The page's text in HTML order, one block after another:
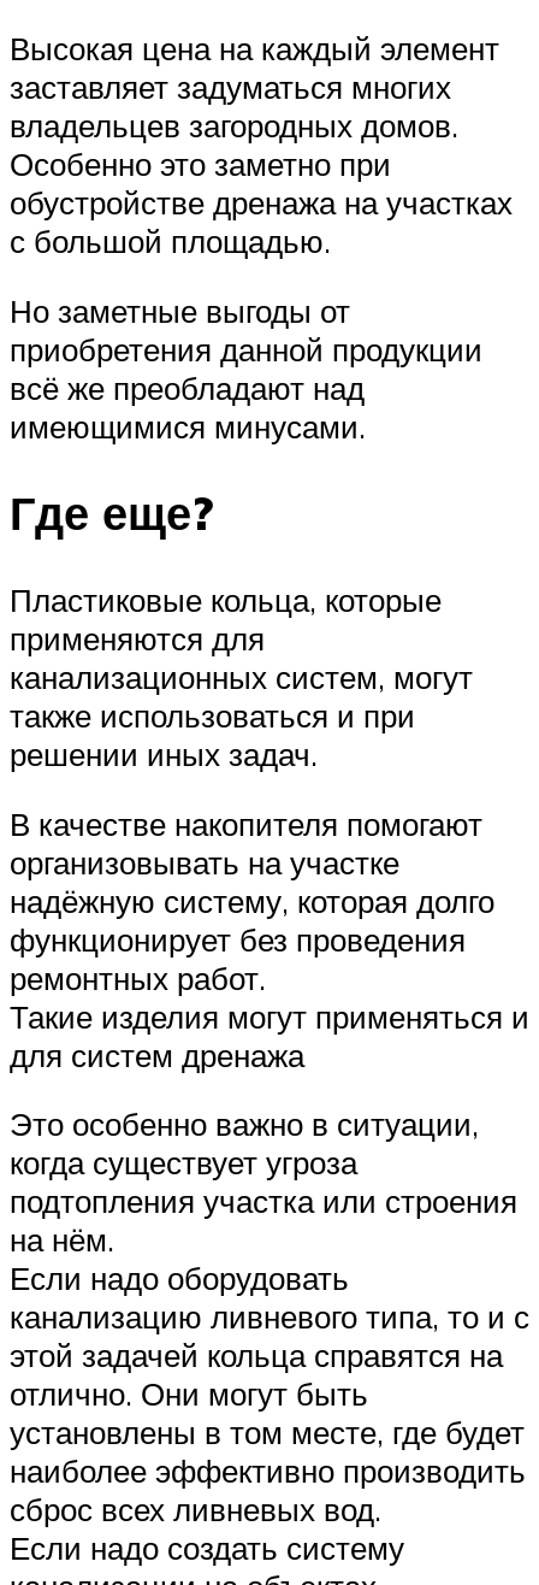
Высокая цена на каждый элемент
заставляет задуматься многих
владельцев загородных домов.
Особенно это заметно при
обустройстве дренажа на участках
с большой площадью.
Но заметные выгоды от
приобретения данной продукции
всё же преобладают над
имеющимися минусами.
Где еще?
Пластиковые кольца, которые
применяются для
канализационных систем, могут
также использоваться и при
решении иных задач.
В качестве накопителя помогают
организовывать на участке
надёжную систему, которая долго
функционирует без проведения
ремонтных работ.
Такие изделия могут применяться и
для систем дренажа
Это особенно важно в ситуации,
когда существует угроза
подтопления участка или строения
на нём.
Если надо оборудовать
канализацию ливневого типа, то и с
этой задачей кольца справятся на
отлично. Они могут быть
установлены в том месте, где будет
наиболее эффективно производить
сброс всех ливневых вод.
Если надо создать систему